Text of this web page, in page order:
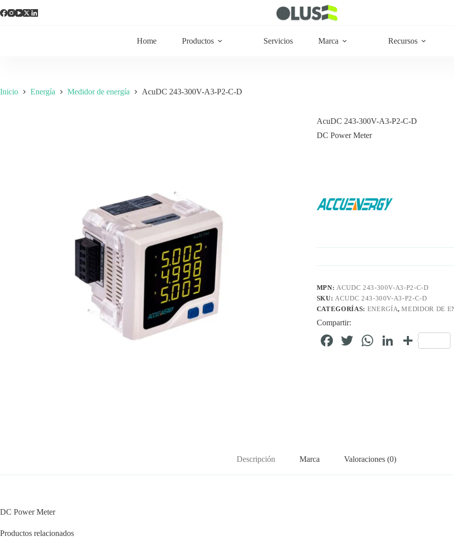
Home Productos Servicios Marca Recursos
Inicio Energía Medidor de energía AcuDC 243-300V-A3-P2-C-D
AcuDC 243-300V-A3-P2-C-D
DC Power Meter
MPN:ACUDC 243-300V-A3-P2-C-D
SKU:ACUDC 243-300V-A3-P2-C-D
CATEGORÍAS: ENERGÍA,MEDIDOR DE
Compartir:
Fa T
W
Li C
Descripción Marca Valoraciones (0)
DC Power Meter
Productos relacionados